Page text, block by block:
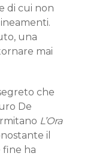
di cui non
una
mai
che
De
L’Ora
il
fine ha